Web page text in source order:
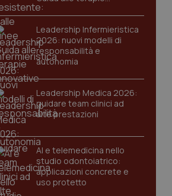
innovative
Leadership Infermieristica
2026: nuovi modelli di
responsabilità e
autonomia
Leadership Medica 2026:
guidare team clinici ad
alte prestazioni
AI e telemedicina nello
studio odontoiatrico:
applicazioni concrete e
uso protetto